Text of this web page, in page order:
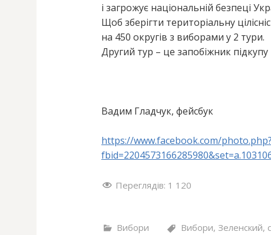
і загрожує національній безпеці
Щоб зберігти територіальну
на 450 округів з виборами у 2 тури.
Другий тур – це запобіжник підкупу
Вадим Гладчук, фейсбук
https://www.facebook.com/photo.php?
Переглядів: 1 120
Вибори Вибори, Зеленский,